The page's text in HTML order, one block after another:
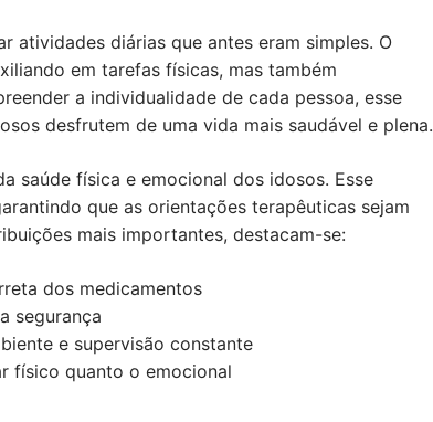
atividades diárias que antes eram simples. O
em tarefas físicas, mas também
a individualidade de cada pessoa, esse
desfrutem de uma vida mais saudável e plena.
saúde física e emocional dos idosos. Esse
que as orientações terapêuticas sejam
mais importantes, destacam-se:
dos medicamentos
segurança
e supervisão constante
físico quanto o emocional